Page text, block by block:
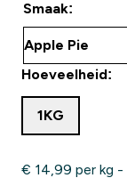
Smaak:
Hoeveelheid:
1KG
€ 14,99‎ per kg -